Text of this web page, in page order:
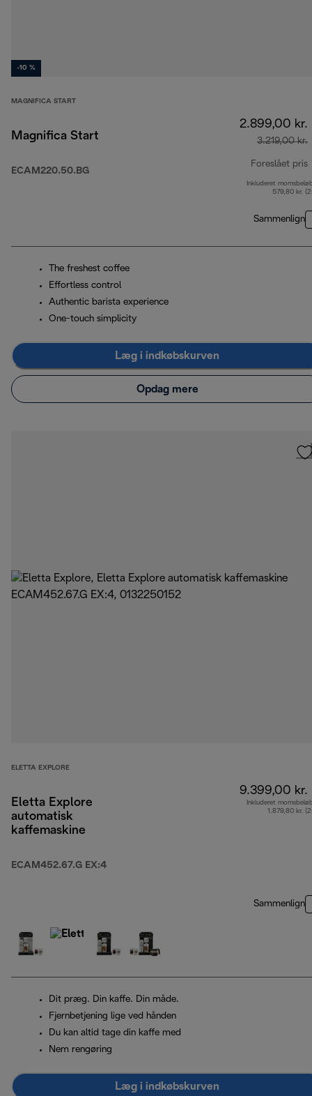
-10 %
MAGNIFICA START
Magnifica Start
ECAM220.50.BG
2.899,00 kr.
3.219,00 kr.
Foreslået pris
Inkluderet
579,80 kr.
Sammenlign
The freshest coffee
Effortless control
Authentic barista experience
One-touch simplicity
Læg i indkøbskurven
Opdag mere
ELETTA EXPLORE
Eletta Explore
automatisk
kaffemaskine
ECAM452.67.G EX:4
9.399,00 kr.
Inkluderet
1.879,80 kr.
Sammenlign
Dit præg. Din kaffe. Din måde.
Fjernbetjening lige ved hånden
Du kan altid tage din kaffe med
Nem rengøring
Læg i indkøbskurven